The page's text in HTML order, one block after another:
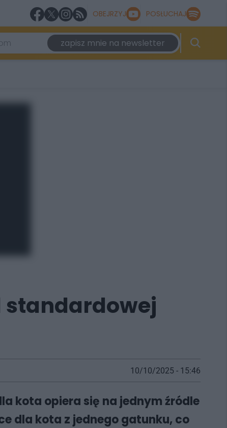
OBEJRZYJ POSŁUCHAJ
zapisz mnie na newsletter
standardowej
10/10/2025 - 15:46
kota opiera się na jednym źródle
dla kota z jednego gatunku, co